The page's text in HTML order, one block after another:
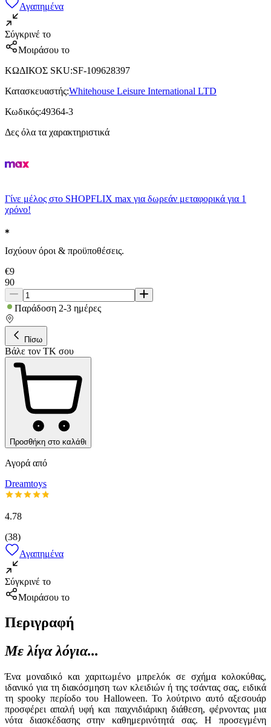
Αγαπημένα
Σύγκρινέ το
Μοιράσου το
ΚΩΔΙΚΟΣ SKU:SF-109628397
Κατασκευαστής:Whitehouse Leisure International LTD
Κωδικός:49364-3
Δες όλα τα χαρακτηριστικά
Γίνε μέλος στο SHOPFLIX max για δωρεάν μεταφορικά για 1
χρόνο!
Ισχύουν όροι & προϋποθέσεις.
€9
90
Παράδοση 2-3 ημέρες
Πίσω
Βάλε τον ΤΚ σου
Προσθήκη στο καλάθι
Αγορά από
Dreamtoys
4.78
(38)
Αγαπημένα
Σύγκρινέ το
Μοιράσου το
Περιγραφή
Με λίγα λόγια...
Ένα μοναδικό και χαριτωμένο μπρελόκ σε σχήμα κολοκύθας,
ιδανικό για τη διακόσμηση των κλειδιών ή της τσάντας σας, ειδικά
τη spooky περίοδο του Halloween. Το λούτρινο αυτό αξεσουάρ
προσφέρει απαλή υφή και παιχνιδιάρικη διάθεση, φέρνοντας μια
νότα διασκέδασης στην καθημερινότητά σας. Η προσεγμένη